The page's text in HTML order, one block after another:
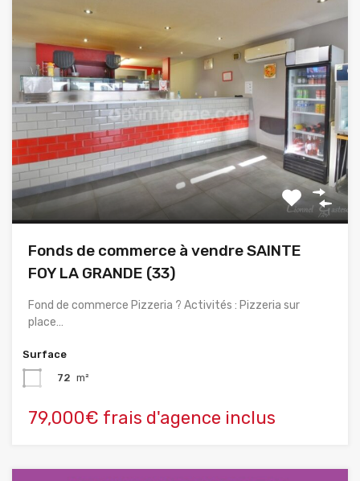
Fonds de commerce à vendre SAINTE
FOY LA GRANDE (33)
Fond de commerce Pizzeria ? Activités : Pizzeria sur
place…
Surface
72 m²
79,000€ frais d'agence inclus